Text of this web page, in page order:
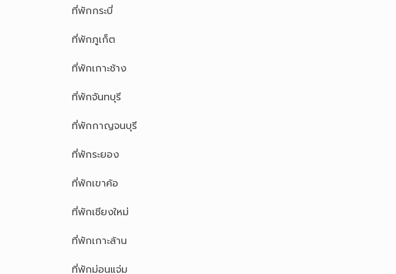
ที่พักกระบี่
ที่พักภูเก็ต
ที่พักเกาะช้าง
ที่พักจันทบุรี
ที่พักกาญจนบุรี
ที่พักระยอง
ที่พักเขาค้อ
ที่พักเชียงใหม่
ที่พักเกาะล้าน
ที่พักม่อนแจ่ม